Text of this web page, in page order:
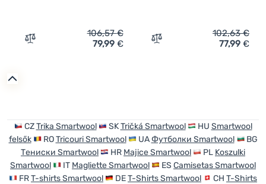
Zum Vergleich 'Damen-Funktionsshirt Smartwool W
106,57€
79,99 € Zum Vergleich 'Herren-
102,63€
77,99 €
CZTrika Smartwool SKTričká Smartwool HU Smartwool
felsők
ROTricouri Smartwool UAФутболки Smartwool
BG
Тениски Smartwool
HR Majice Smartwool PL Koszulki
Smartwool
IT Magliette Smartwool ES Camisetas Smartwool
FRT-shirts Smartwool DET-Shirts Smartwool CH T-Shirts